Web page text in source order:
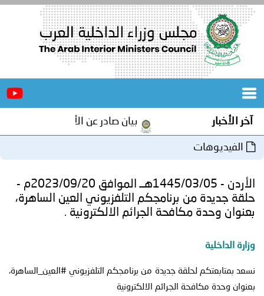
الرئيسية
المجلس
مؤتمرات
و
اجتماعات
جهود
و
إنجازات
برامج
توعوية
الخدمات
بيان صادر عن الأمانة العامة لمجلس وزراء
الأردن - 1445/03/05هــ الموافق 2023/09/20م -
وحدة مكافحة الجرائم الالكترونية .
لحلقة جديدة من برنامجكم التلفزيوني #العين_الساهرة ‬⁩،
مكافحة الجرائم الالكترونية